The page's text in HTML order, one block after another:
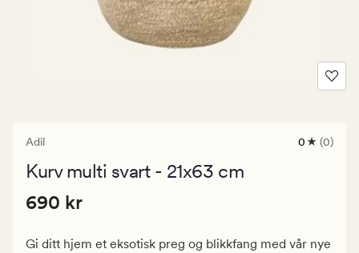
Adil
0
0
0 (0)
Kurv multi svart - 21x63 cm
Pris
kr.
Pris 690 kr
690 kr
Gi ditt hjem et eksotisk preg og blikkfang med vår nye